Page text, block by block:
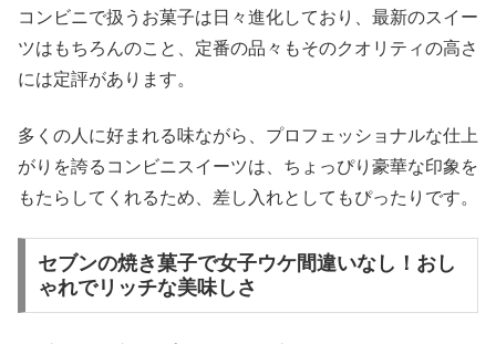
コンビニで扱うお菓子は日々進化しており、最新のスイー
ツはもちろんのこと、定番の品々もそのクオリティの高さ
には定評があります。
多くの人に好まれる味ながら、プロフェッショナルな仕上
がりを誇るコンビニスイーツは、ちょっぴり豪華な印象を
もたらしてくれるため、差し入れとしてもぴったりです。
セブンの焼き菓子で女子ウケ間違いなし！おし
ゃれでリッチな美味しさ